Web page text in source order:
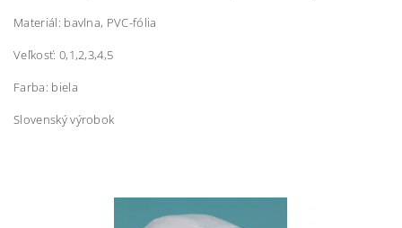
Materiál: bavlna, PVC-fólia
Veľkosť: 0,1,2,3,4,5
Farba: biela
Slovenský výrobok